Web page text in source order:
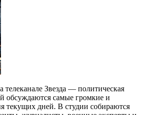
Звезда — политическая
обсуждаются самые громкие и
текущих дней. В студии собираются